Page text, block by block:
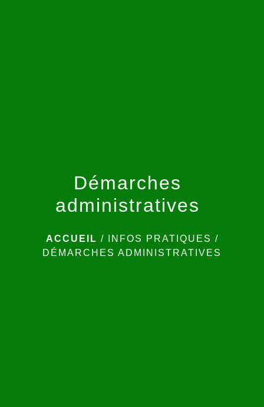
Démarches
administratives
ACCUEIL / INFOS PRATIQUES /
DÉMARCHES ADMINISTRATIVES